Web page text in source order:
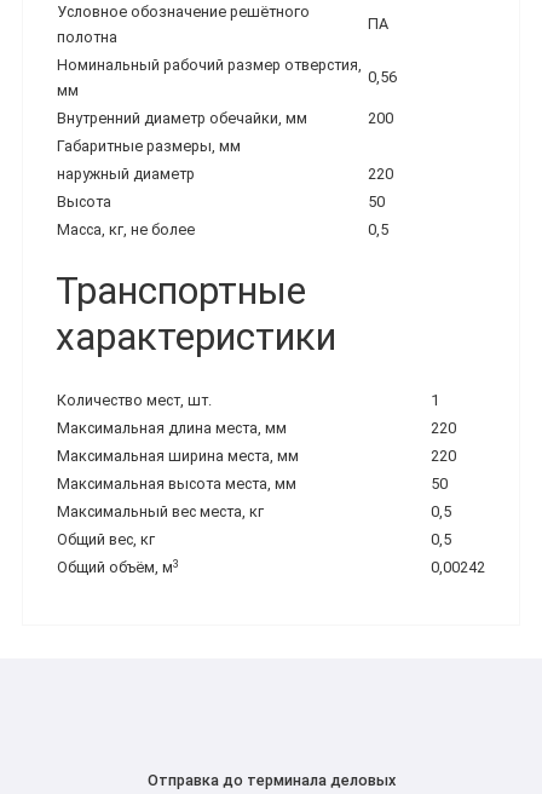
Условное обозначение решётного
полотна
ПА
Номинальный рабочий размер отверстия,
мм
0,56
Внутренний диаметр обечайки, мм
200
Габаритные размеры, мм
наружный диаметр
220
Высота
50
Масса, кг, не более
0,5
Транспортные
характеристики
Количество мест, шт.
1
Максимальная длина места, мм
220
Максимальная ширина места, мм
220
Максимальная высота места, мм
50
Максимальный вес места, кг
0,5
Общий вес, кг
0,5
Общий объём, м3 0,00242
Отправка до терминала деловых